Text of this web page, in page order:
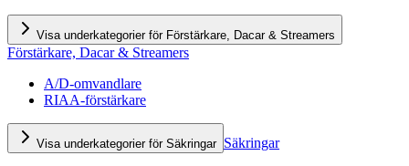
Visa underkategorier för Förstärkare, Dacar & Streamers
Förstärkare, Dacar & Streamers
A/D-omvandlare
RIAA-förstärkare
Visa underkategorier för Säkringar Säkringar